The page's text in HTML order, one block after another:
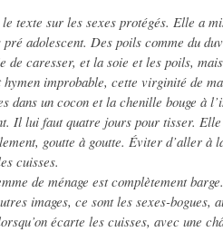
texte sur les sexes protégés. Elle a
pré adolescent. Des poils comme du
de caresser, et la soie et les poils,
improbable, cette virginité de
dans un cocon et la chenille bouge à
Il lui faut quatre jours pour tisser.
goutte à goutte. Éviter d’aller à
cuisses.
de ménage est complètement barge.
images, ce sont les sexes-bogues,
écarte les cuisses, avec une